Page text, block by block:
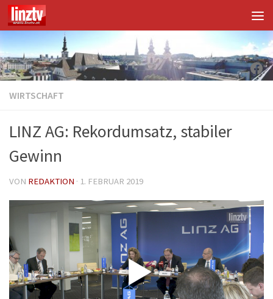
Unter dem Inhalt
WIRTSCHAFT
LINZ AG: Rekordumsatz, stabiler
Gewinn
VON REDAKTION · 1. FEBRUAR 2019